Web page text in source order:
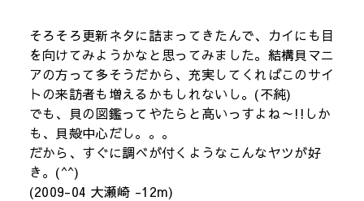
そろそろ更新ネタに詰まってきたんで、カイにも目
を向けてみようかなと思ってみました。結構貝マニ
アの方って多そうだから、充実してくればこのサイ
トの来訪者も増えるかもしれないし。(不純)
でも、貝の図鑑ってやたらと高いっすよね～!!しか
も、貝殻中心だし。。。
だから、すぐに調べが付くようなこんなヤツが好
き。(^^)
(2009-04 大瀬崎 -12m)